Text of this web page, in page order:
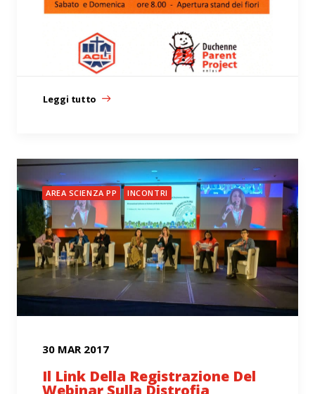
Leggi tutto
AREA SCIENZA PP INCONTRI
30 MAR 2017
Il Link Della Registrazione Del